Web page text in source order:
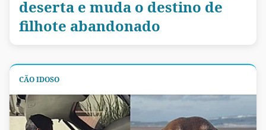
deserta e muda o destino de
filhote abandonado
CÃO IDOSO